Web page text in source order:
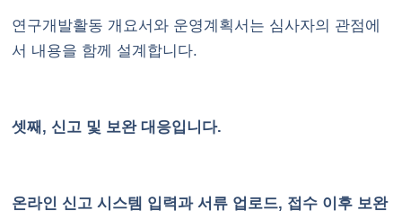
연구개발활동 개요서와 운영계획서는 심사자의 관점에
서 내용을 함께 설계합니다.
셋째, 신고 및 보완 대응입니다.
온라인 신고 시스템 입력과 서류 업로드, 접수 이후 보완